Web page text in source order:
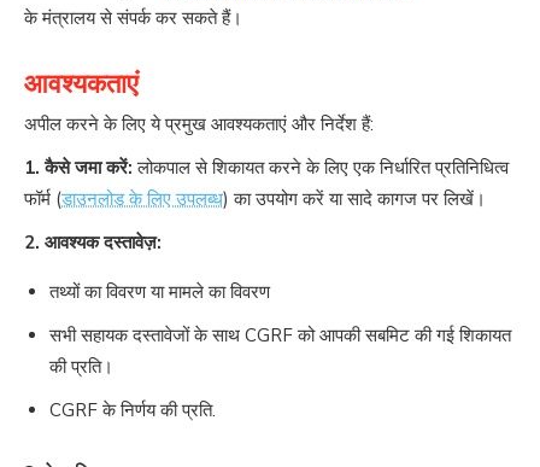
के मंत्रालय से संपर्क कर सकते हैं।
आवश्यकताएं
अपील करने के लिए ये प्रमुख आवश्यकताएं और निर्देश हैं:
1. कैसे जमा करें: लोकपाल से शिकायत करने के लिए एक निर्धारित प्रतिनिधित्व
फॉर्म (डाउनलोड के लिए उपलब्ध) का उपयोग करें या सादे कागज पर लिखें।
2. आवश्यक दस्तावेज़:
तथ्यों का विवरण या मामले का विवरण
सभी सहायक दस्तावेजों के साथ CGRF को आपकी सबमिट की गई शिकायत
की प्रति।
CGRF के निर्णय की प्रति.